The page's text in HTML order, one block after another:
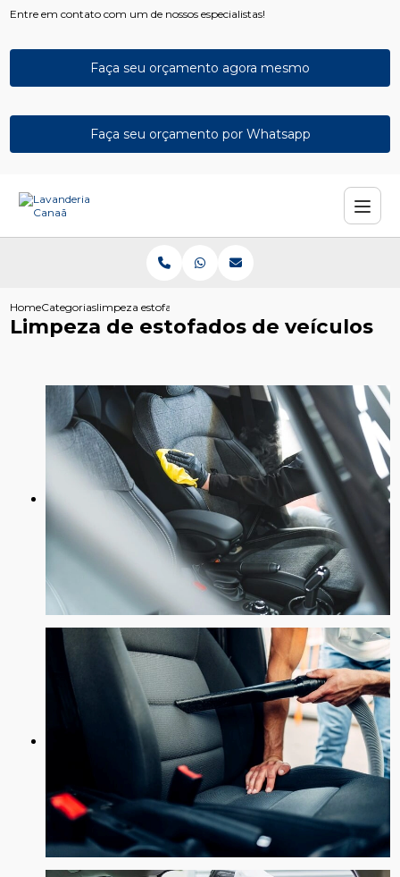
Entre em contato com um de nossos especialistas!
Faça seu orçamento agora mesmo
Faça seu orçamento por Whatsapp
HomeCategoriaslimpeza estofados veiculos
Limpeza de estofados de veículos